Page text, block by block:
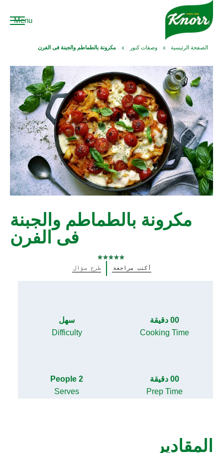
Menu
الصفحة الرئيسية وصفات كنور مكرونة بالطماطم والجبنة فى الفرن
مكرونة بالطماطم والجبنة
فى الفرن
يتم
أكتب مراجعة طرح سؤال
00 دقيقة
Cooking Time
سهل
Difficulty
00 دقيقة
Prep Time
2 People
Serves
المقادير